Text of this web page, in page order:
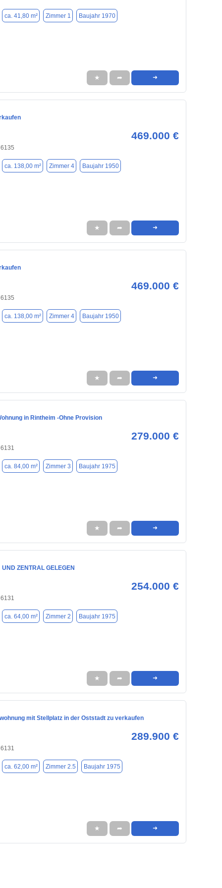
ca. 41,80 m² Zimmer 1 Baujahr 1970
★ ➦ ➜
469.000 €
ca. 138,00 m² Zimmer 4 Baujahr 1950
★ ➦ ➜
469.000 €
ca. 138,00 m² Zimmer 4 Baujahr 1950
★ ➦ ➜
in Rintheim -Ohne Provision
279.000 €
ca. 84,00 m² Zimmer 3 Baujahr 1975
★ ➦ ➜
UND ZENTRAL GELEGEN
254.000 €
ca. 64,00 m² Zimmer 2 Baujahr 1975
★ ➦ ➜
mit Stellplatz in der Oststadt zu verkaufen
289.900 €
ca. 62,00 m² Zimmer 2.5 Baujahr 1975
★ ➦ ➜